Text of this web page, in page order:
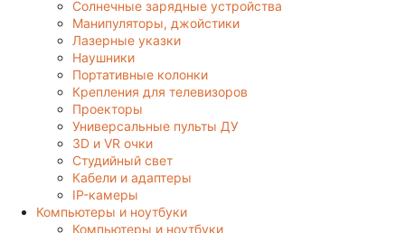
Солнечные зарядные устройства
Манипуляторы, джойстики
Лазерные указки
Наушники
Портативные колонки
Крепления для телевизоров
Проекторы
Универсальные пульты ДУ
3D и VR очки
Студийный свет
Кабели и адаптеры
IP-камеры
Компьютеры и ноутбуки
Компьютеры и ноутбуки